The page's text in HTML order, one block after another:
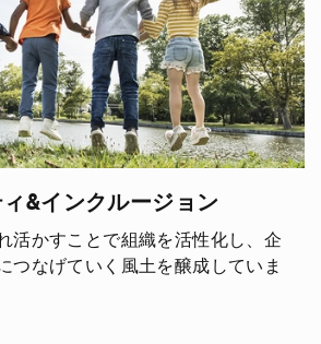
&インクルージョン
活かすことで組織を活性化し、企
つなげていく風土を醸成していま